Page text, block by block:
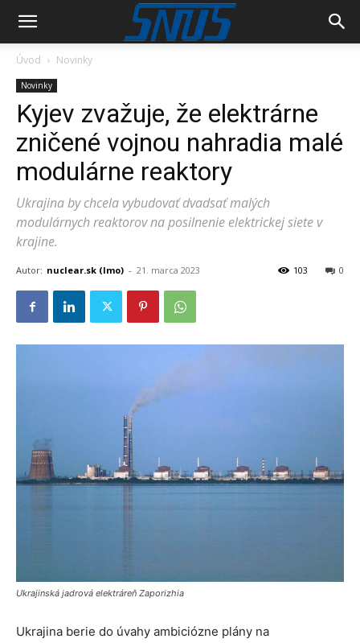
Úvod Novinky
Novinky
Kyjev zvažuje, že elektrárne
zničené vojnou nahradia malé
modulárne reaktory
Ukrajina by chcela vybudovať dvadsať malých
modulárnych reaktorov na posilnenie elektrickej siete v
krajine.
Autor: nuclear.sk (lmo) - 21. marca 2023 0
103
Ukrajinská jadrová elektráreň Zaporizhia
Ukrajina berie do úvahy ambiciózne plány na